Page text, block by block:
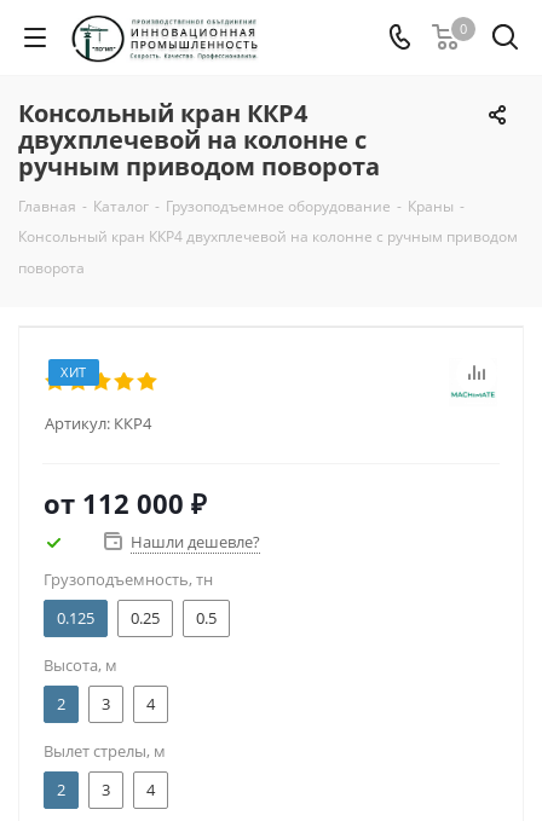
0
Консольный кран ККР4
двухплечевой на колонне с
ручным приводом поворота
Главная - Каталог - Грузоподъемное оборудование - Краны -
Консольный кран ККР4 двухплечевой на колонне с ручным приводом
поворота
ХИТ
Артикул: ККР4
от 112 000 ₽
Нашли дешевле?
Грузоподъемность, тн
0.125
0.25 0.5
Высота, м
2
3 4
Вылет стрелы, м
2
3 4